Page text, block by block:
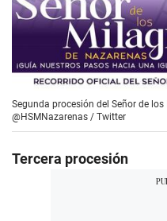
Segunda procesión del Señor de
@HSMNazarenas / Twitter
Tercera procesión